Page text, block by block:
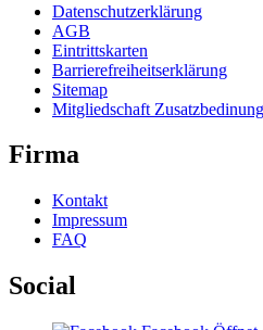
Datenschutzerklärung
AGB
Eintrittskarten
Barrierefreiheitserklärung
Sitemap
Mitgliedschaft
Firma
Kontakt
Impressum
FAQ
Social